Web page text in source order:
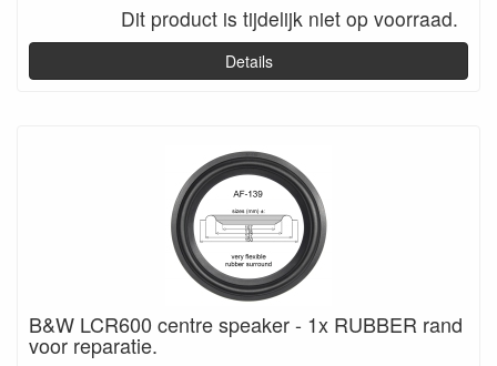
Dit product is tijdelijk niet op voorraad.
Details
B&W LCR600 centre speaker - 1x RUBBER rand
voor reparatie.